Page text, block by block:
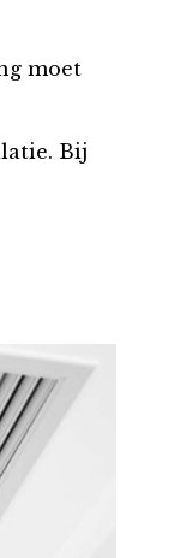
moet
Bij